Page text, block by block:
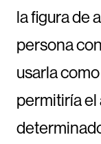
la figura de
persona
usarla
permitiría